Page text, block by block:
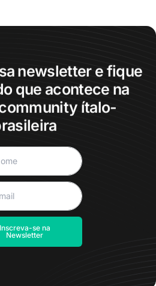
newsletter e fique
que acontece na
ítalo-
Inscreva-se na
Newsletter